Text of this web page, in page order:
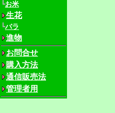
┗お米
生花
┗バラ
進物
お問合せ
購入方法
通信販売法
管理者用